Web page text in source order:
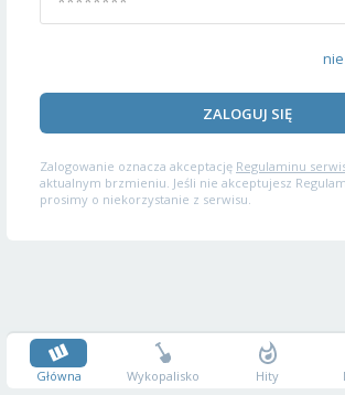
ZALOGUJ SIĘ
Zalogowanie oznacza akceptację Regulaminu
aktualnym brzmieniu. Jeśli nie akceptujesz
prosimy o niekorzystanie z serwisu.
Główna Wykopalisko Hity